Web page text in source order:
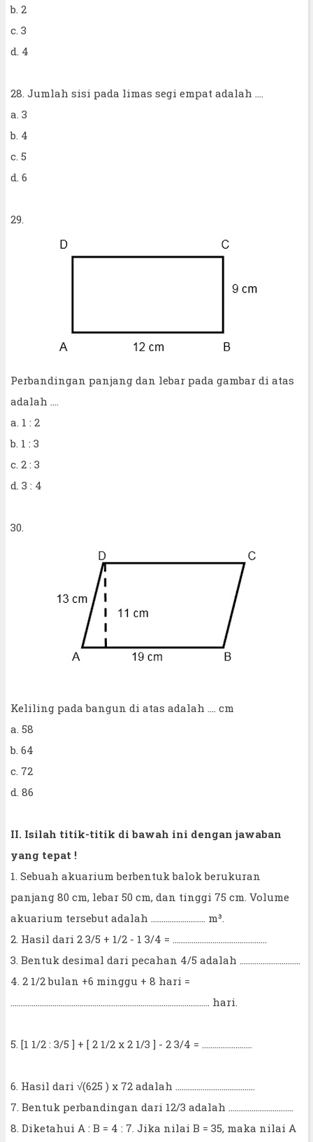
b. 2
c. 3
d. 4
28. Jumlah sisi pada limas segi empat adalah ....
a. 3
b. 4
c. 5
d. 6
29.
Perbandingan panjang dan lebar pada gambar di atas
adalah ....
a. 1 : 2
b. 1 : 3
c. 2 : 3
d. 3 : 4
30.
Keliling pada bangun di atas adalah .... cm
a. 58
b. 64
c. 72
d. 86
II. Isilah titik-titik di bawah ini dengan jawaban
yang tepat !
1. Sebuah akuarium berbentuk balok berukuran
panjang 80 cm, lebar 50 cm, dan tinggi 75 cm. Volume
akuarium tersebut adalah .......................... m³.
2. Hasil dari 2 3/5 + 1/2 - 1 3/4 = .............................................
3. Bentuk desimal dari pecahan 4/5 adalah .............................
4. 2 1/2 bulan +6 minggu + 8 hari =
............................................................................................... hari.
5. [1 1/2 : 3/5 ] + [ 2 1/2 x 2 1/3 ] - 2 3/4 = ........................
6. Hasil dari √(625 ) x 72 adalah ......................................
7. Bentuk perbandingan dari 12/3 adalah ...............................
8. Diketahui A : B = 4 : 7. Jika nilai B = 35, maka nilai A